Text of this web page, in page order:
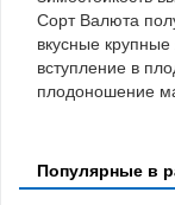
Сорт Валюта
вкусные
вступление в
плодоношение
Популярные в